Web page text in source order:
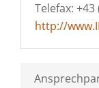
Telefax: +43
http://